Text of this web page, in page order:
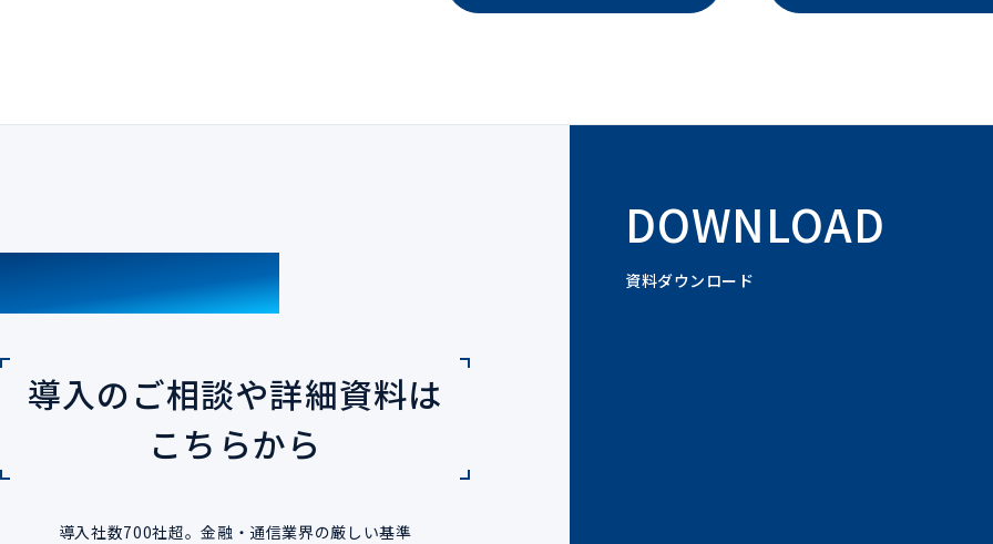
CONTACT
導入のご相談や詳細資料は
こちらから
導入社数700社超。金融・通信業界の厳しい基準
DOWNLOAD
資料ダウンロード